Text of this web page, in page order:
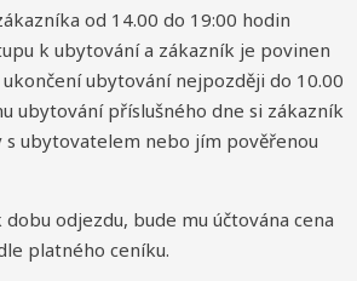
od 14.00 do 19:00 hodin
k ubytování a zákazník je povinen
ubytování nejpozději do 10.00
ubytování příslušného dne si zákazník
ubytovatelem nebo jím pověřenou
odjezdu, bude mu účtována cena
platného ceníku.